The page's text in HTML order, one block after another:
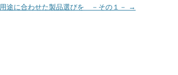
用途に合わせた製品選びを －その１－ →